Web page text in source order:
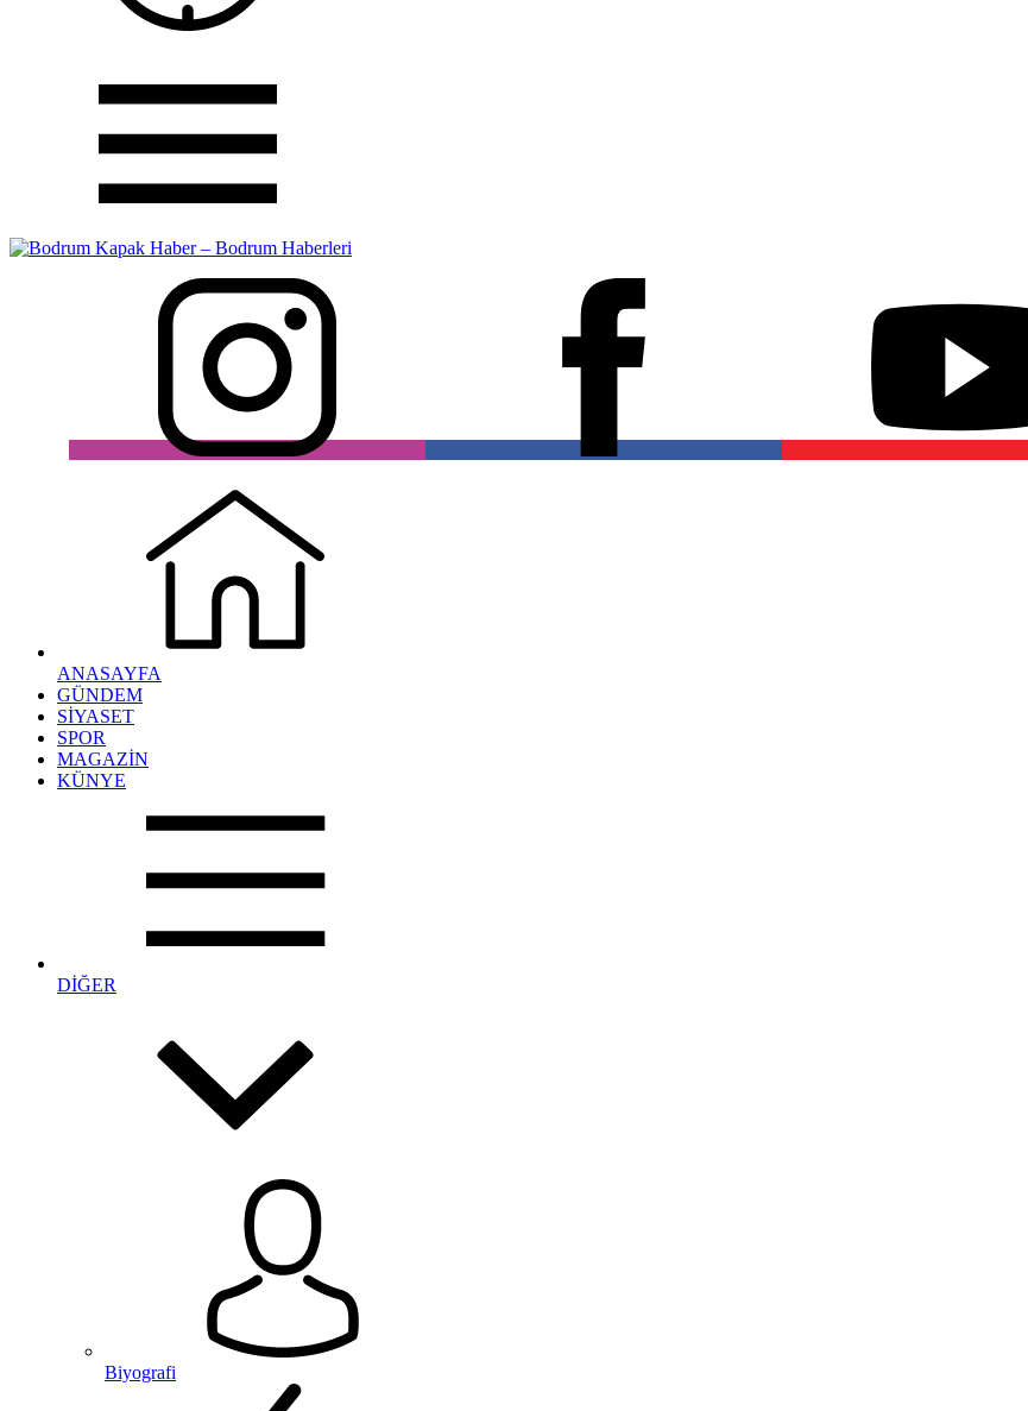
ANASAYFA
GÜNDEM
SİYASET
SPOR
MAGAZİN
KÜNYE
DİĞER
Biyografi